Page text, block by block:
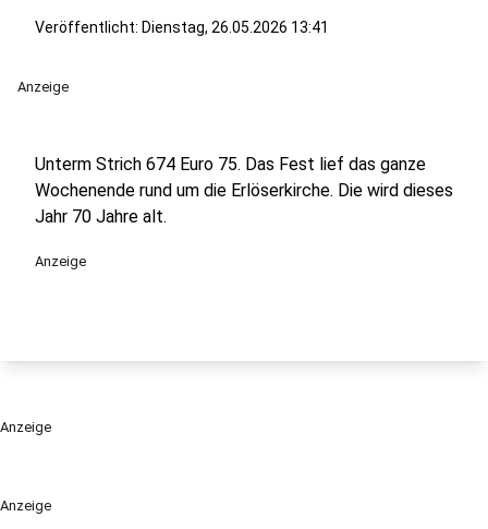
Anzeige
Veröffentlicht: Dienstag, 26.05.2026 13:41
Anzeige
Unterm Strich 674 Euro 75. Das Fest lief das ganze
Wochenende rund um die Erlöserkirche. Die wird dieses
Jahr 70 Jahre alt.
Anzeige
Anzeige